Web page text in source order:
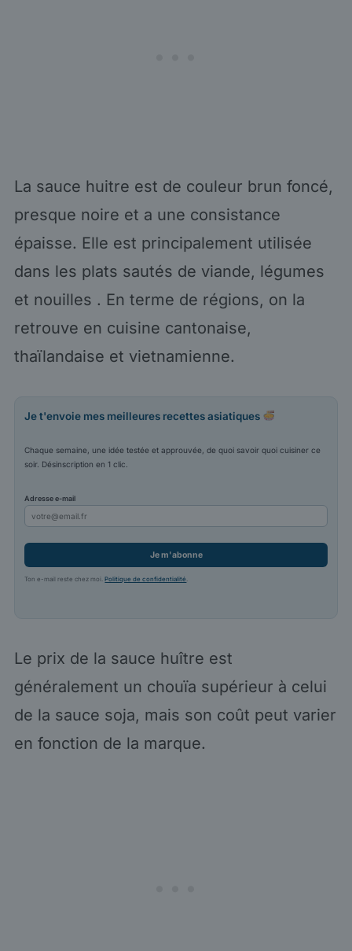
La sauce huitre est de couleur brun foncé,
presque noire et a une consistance
épaisse. Elle est principalement utilisée
dans les plats sautés de viande, légumes
et nouilles . En terme de régions, on la
retrouve en cuisine cantonaise,
thaïlandaise et vietnamienne.
Je t'envoie mes meilleures recettes asiatiques
Chaque semaine, une idée testée et approuvée, de quoi savoir quoi cuisiner ce
soir. Désinscription en 1 clic.
Adresse e-mail
Je m'abonne
Ton e-mail reste chez moi.Politique de confidentialité
Le prix de la sauce huître est
généralement un chouïa supérieur à celui
de la sauce soja, mais son coût peut varier
en fonction de la marque.